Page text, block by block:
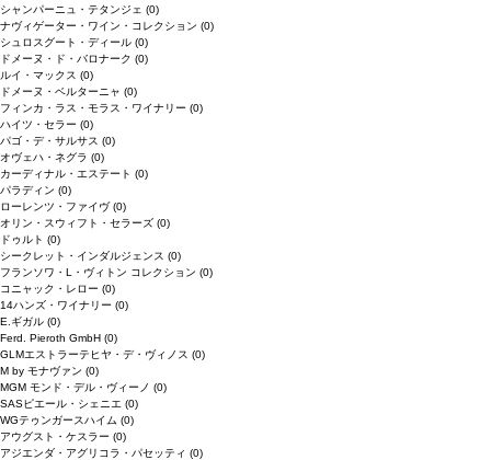
シャンパーニュ・テタンジェ (0)
ナヴィゲーター・ワイン・コレクション (0)
シュロスグート・ディール (0)
ドメーヌ・ド・バロナーク (0)
ルイ・マックス (0)
ドメーヌ・ベルターニャ (0)
フィンカ・ラス・モラス・ワイナリー (0)
ハイツ・セラー (0)
パゴ・デ・サルサス (0)
オヴェハ・ネグラ (0)
カーディナル・エステート (0)
パラディン (0)
ローレンツ・ファイヴ(0)
オリン・スウィフト・セラーズ (0)
ドゥルト (0)
シークレット・インダルジェンス (0)
フランソワ・L・ヴィトン コレクション (0)
コニャック・レロー (0)
14ハンズ・ワイナリー (0)
E.ギガル (0)
Ferd. Pieroth GmbH (0)
GLMエストラーテヒヤ・デ・ヴィノス (0)
M by モナヴァン (0)
MGM モンド・デル・ヴィーノ (0)
SASピエール・シェニエ (0)
WGテゥンガースハイム (0)
アウグスト・ケスラー (0)
アジエンダ・アグリコラ・パセッティ (0)